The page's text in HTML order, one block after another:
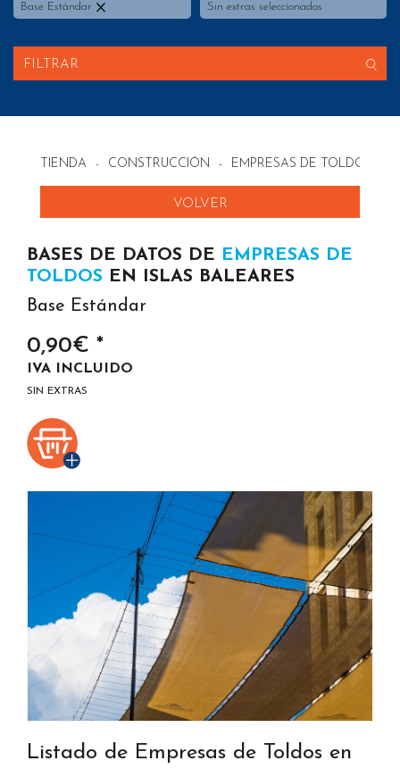
Base Estándar
Sin extras seleccionados
FILTRAR
TIENDA - CONSTRUCCIÓN - EMPRESAS DE TOLDOS EN
VOLVER
BASES DE DATOS DE EMPRESAS DE
TOLDOS EN ISLAS BALEARES
Base Estándar
0,90€ *
IVA INCLUIDO
SIN EXTRAS
Listado de Empresas de Toldos en